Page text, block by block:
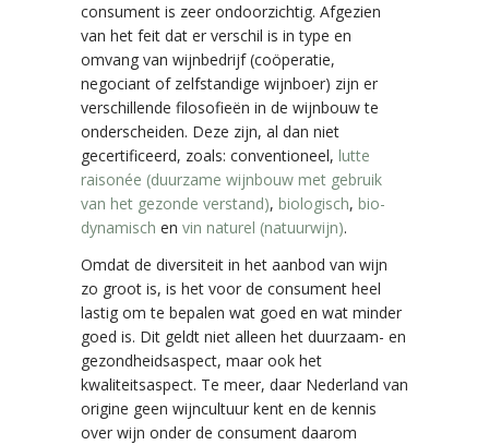
consument is zeer ondoorzichtig. Afgezien
van het feit dat er verschil is in type en
omvang van wijnbedrijf (coöperatie,
negociant of zelfstandige wijnboer) zijn er
verschillende filosofieën in de wijnbouw te
onderscheiden. Deze zijn, al dan niet
gecertificeerd, zoals: conventioneel, lutte
raisonée (duurzame wijnbouw met gebruik
van het gezonde verstand), biologisch, bio-
dynamisch en vin naturel (natuurwijn).
Omdat de diversiteit in het aanbod van wijn
zo groot is, is het voor de consument heel
lastig om te bepalen wat goed en wat minder
goed is. Dit geldt niet alleen het duurzaam- en
gezondheidsaspect, maar ook het
kwaliteitsaspect. Te meer, daar Nederland van
origine geen wijncultuur kent en de kennis
over wijn onder de consument daarom